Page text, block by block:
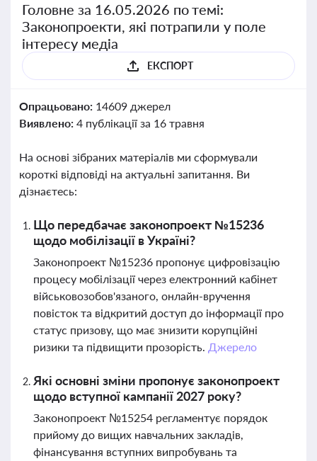
Головне за 16.05.2026 по темі:
Законопроекти, які потрапили у поле
інтересу медіа
ЕКСПОРТ
Опрацьовано: 14609 джерел
Виявлено: 4 публікації за 16 травня
На основі зібраних матеріалів ми сформували
короткі відповіді на актуальні запитання. Ви
дізнаєтесь:
Що передбачає законопроект №15236
щодо мобілізації в Україні?
Законопроект №15236 пропонує цифровізацію
процесу мобілізації через електронний кабінет
військовозобов'язаного, онлайн-вручення
повісток та відкритий доступ до інформації про
статус призову, що має знизити корупційні
ризики та підвищити прозорість. Джерело
Які основні зміни пропонує законопроект
щодо вступної кампанії 2027 року?
Законопроект №15254 регламентує порядок
прийому до вищих навчальних закладів,
фінансування вступних випробувань та